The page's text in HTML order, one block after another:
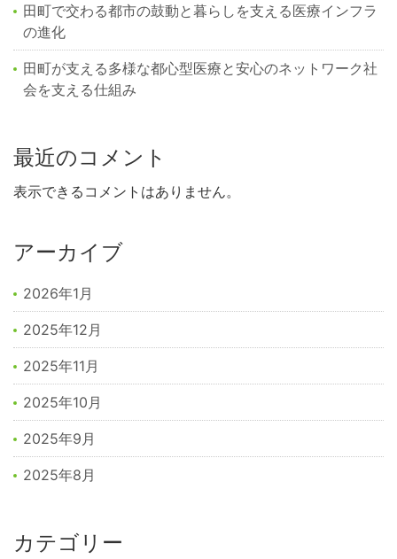
田町で交わる都市の鼓動と暮らしを支える医療インフラ
の進化
田町が支える多様な都心型医療と安心のネットワーク社
会を支える仕組み
最近のコメント
表示できるコメントはありません。
アーカイブ
2026年1月
2025年12月
2025年11月
2025年10月
2025年9月
2025年8月
カテゴリー